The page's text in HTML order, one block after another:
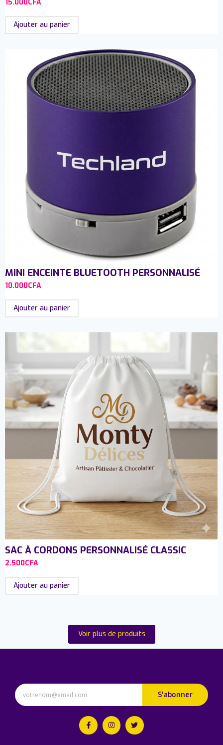
15.000CFA
Ajouter au panier
MINI ENCEINTE BLUETOOTH PERSONNALISÉ
10.000CFA
Ajouter au panier
SAC À CORDONS PERSONNALISÉ CLASSIC
2.500CFA
Ajouter au panier
Voir plus de produits
S'abonner